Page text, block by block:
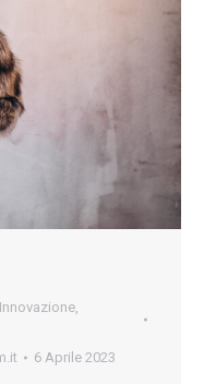
Innovazione,
6 Aprile 2023